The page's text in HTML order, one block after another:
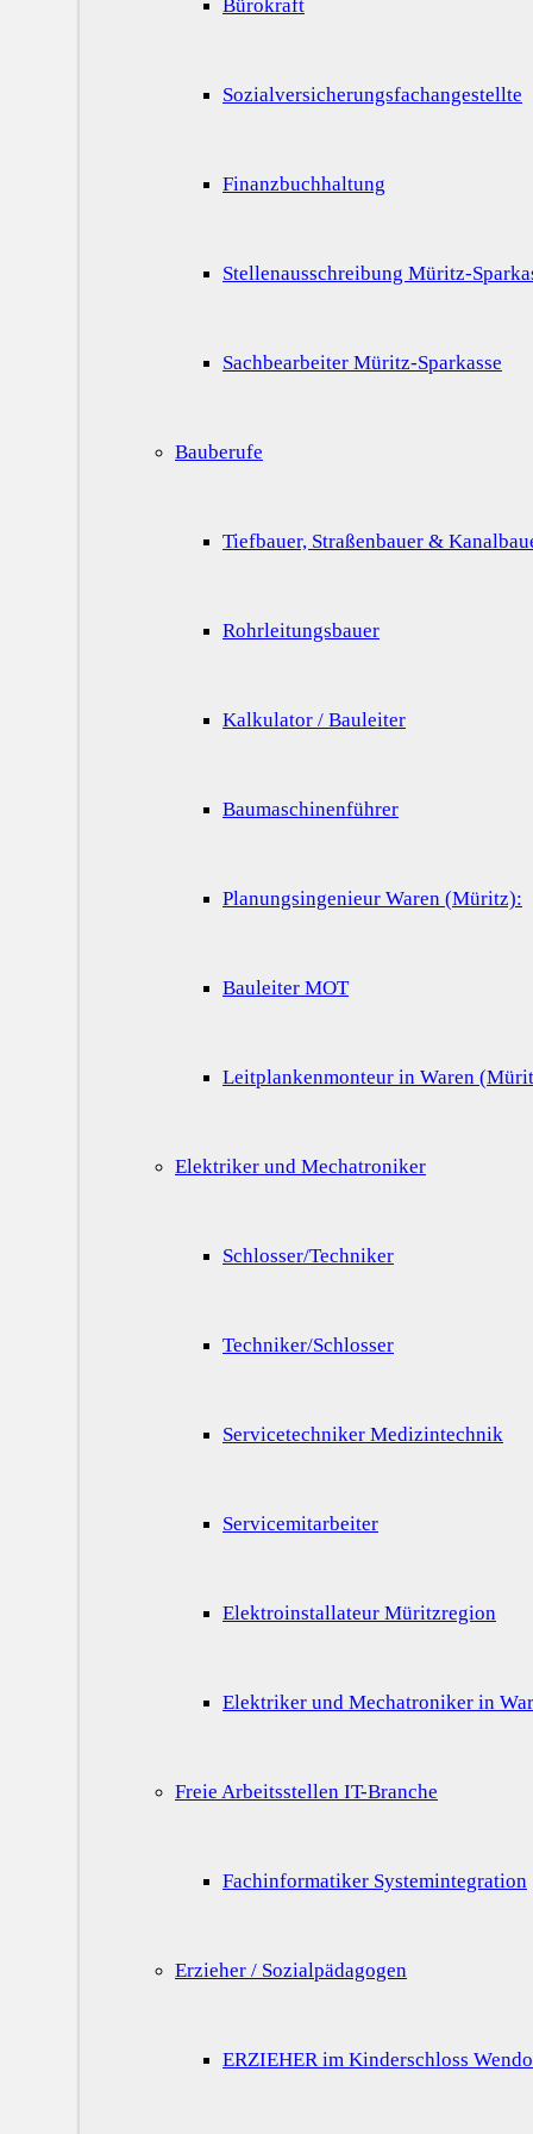
Bürokraft
Sozialversicherungsfachangestellte
Finanzbuchhaltung
Stellenausschreibung Müritz-
Sachbearbeiter Müritz-Sparkasse
Bauberufe
Tiefbauer, Straßenbauer &
Rohrleitungsbauer
Kalkulator / Bauleiter
Baumaschinenführer
Planungsingenieur Waren (Müritz):
Bauleiter MOT
Leitplankenmonteur in Waren
Elektriker und Mechatroniker
Schlosser/Techniker
Techniker/Schlosser
Servicetechniker Medizintechnik
Servicemitarbeiter
Elektroinstallateur Müritzregion
Elektriker und Mechatroniker in
Freie Arbeitsstellen IT-Branche
Fachinformatiker Systemintegration
Erzieher / Sozialpädagogen
ERZIEHER im Kinderschloss